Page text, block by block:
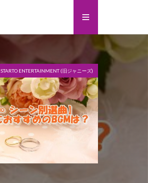
STARTO ENTERTAINMENT (旧ジャニーズ)